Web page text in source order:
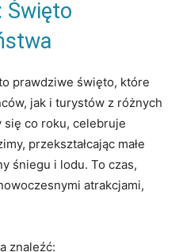
Święto
prawdziwe święto, które
‍jak i‌ turystów‍ z ⁢różnych
się co⁢ roku, ⁢celebruje
⁤przekształcając małe
śniegu‍ i lodu. To⁢ czas,
atrakcjami,
znaleźć: